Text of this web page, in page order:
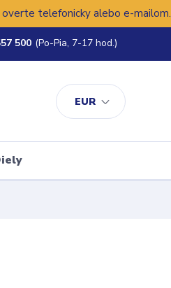
overte telefonicky alebo e-mailom.
EUR
500 (Po-Pia, 7-17 hod.)